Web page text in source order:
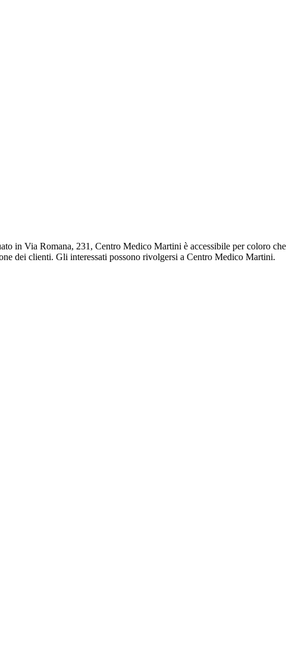
in Via Romana, 231, Centro Medico Martini è accessibile per coloro che
dei clienti. Gli interessati possono rivolgersi a Centro Medico Martini.